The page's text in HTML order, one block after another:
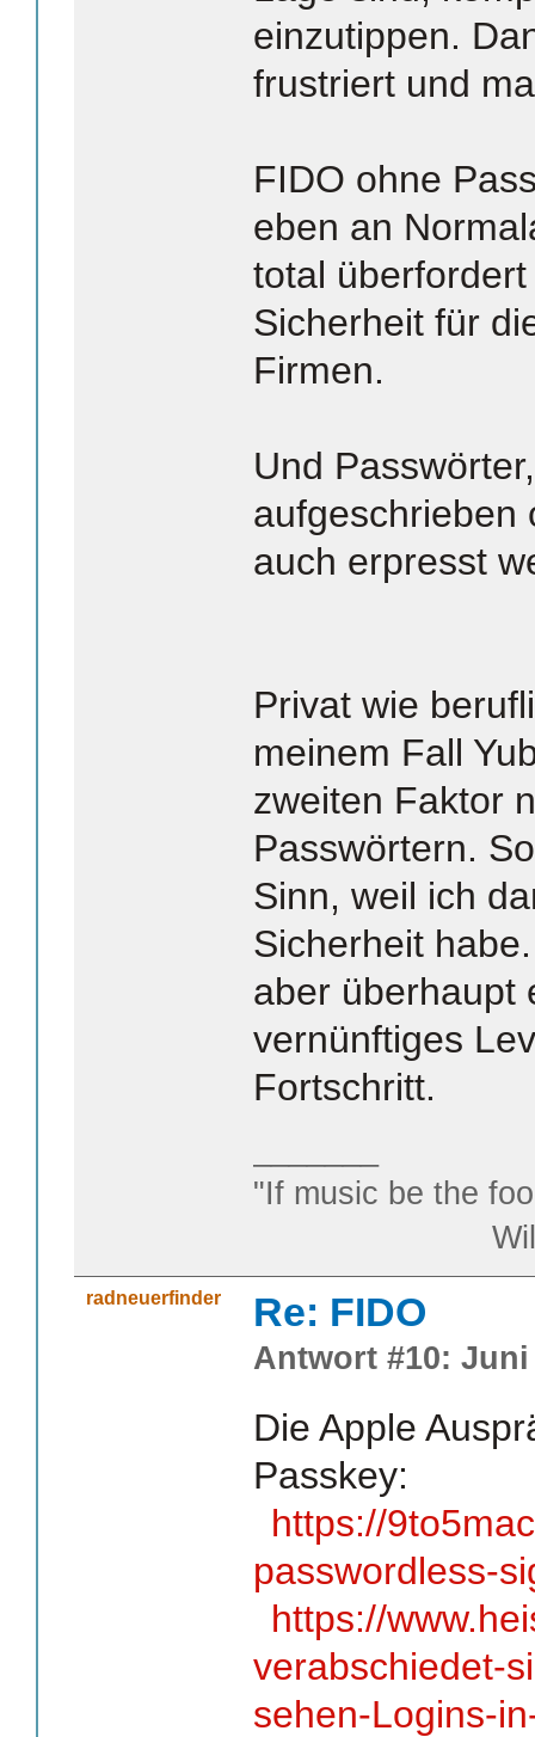
einzutippen.
frustriert und
FIDO ohne
eben an
total
Sicherheit für
Firmen.
Und
aufgeschrieben
auch erpresst
Privat wie
meinem Fall
zweiten Faktor
Passwörtern.
Sinn, weil ich
Sicherheit
aber überhaupt
vernünftiges
Fortschritt.
"If music be the
William
radneuerfinder Re: FIDO
Antwort #10: Juni
Die Apple
Passkey:
https://
passwordless-
https://
verabschiedet-
sehen-Logins-